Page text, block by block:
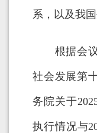
系，以及我
根据会议
社会发展第
务院关于
执行情况与